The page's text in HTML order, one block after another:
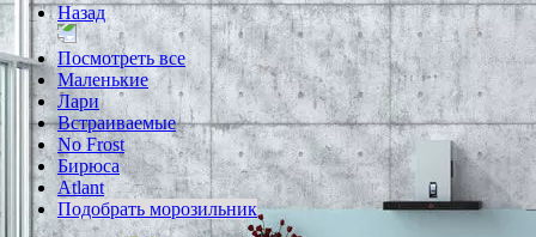
Назад
Посмотреть все
Маленькие
Лари
Встраиваемые
No Frost
Бирюса
Atlant
Подобрать морозильник